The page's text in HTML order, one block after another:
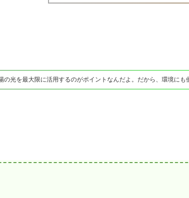
光を最大限に活用するのがポイントなんだよ。だから、環境にも